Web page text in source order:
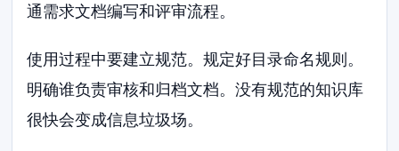
通需求文档编写和评审流程。
使用过程中要建立规范。规定好目录命名规则。
明确谁负责审核和归档文档。没有规范的知识库
很快会变成信息垃圾场。